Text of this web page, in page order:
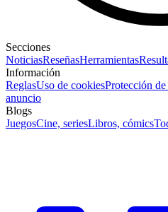
Secciones
NoticiasReseñasHerramientas
Información
ReglasUso de cookiesProtección de
anuncio
Blogs
JuegosCine, seriesLibros, cómics